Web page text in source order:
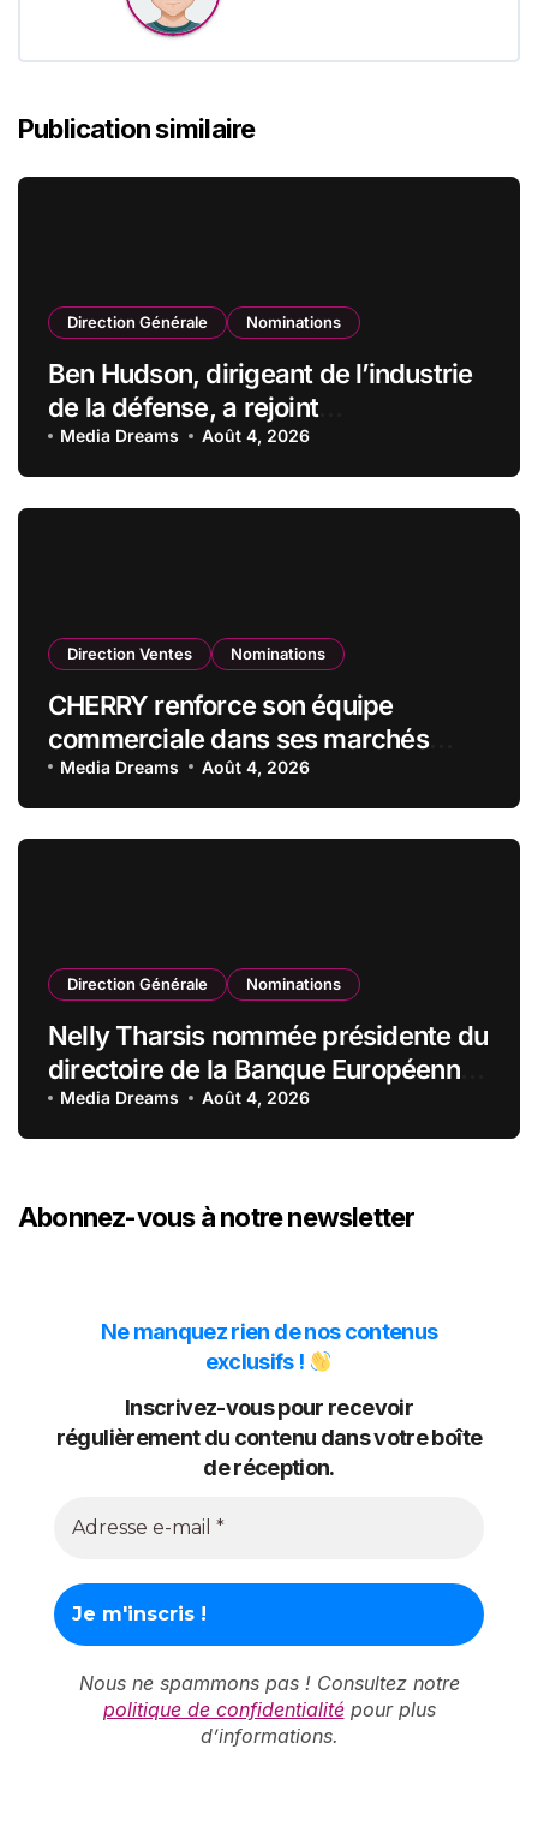
Publication similaire
Direction Générale Nominations
Ben Hudson, dirigeant de l’industrie
de la défense, a rejoint
CZECHOSLOVAK GROUP (CSG) en
qualité de vice-président du conseil
d’administration
Media Dreams Août 4, 2026
Direction Ventes Nominations
CHERRY renforce son équipe
commerciale dans ses marchés
stratégiques
Media Dreams Août 4, 2026
Direction Générale Nominations
Nelly Tharsis nommée présidente du
directoire de la Banque Européenne
du Crédit Mutuel
Media Dreams Août 4, 2026
Abonnez-vous à notre newsletter
Ne manquez rien de nos contenus
exclusifs !
Inscrivez-vous pour recevoir
régulièrement du contenu dans votre boîte
de réception.
Nous ne spammons pas ! Consultez notre
politique de confidentialitépour plus
d’informations.